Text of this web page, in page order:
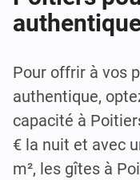
Pour offrir à vos
authentique,
capacité à
€ la nuit et avec
m², les gîtes à